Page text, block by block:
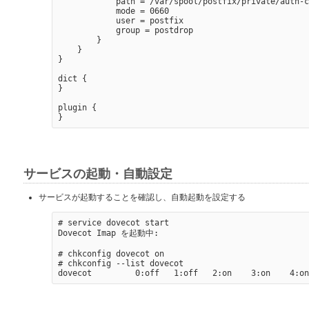
            mode = 0660
            user = postfix
            group = postdrop
        }
    }
}
dict {
}
plugin {
サービスの起動・自動設定
サービスが起動することを確認し、自動起動を設定する
# service dovecot start
Dovecot Imap を起動中:
# chkconfig dovecot on
# chkconfig --list dovecot